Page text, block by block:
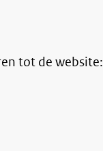
tot de website: